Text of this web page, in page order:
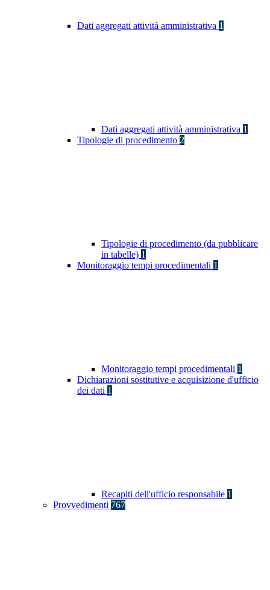
Dati aggregati attività amministrativa 1
Dati aggregati attività amministrativa 1
Tipologie di procedimento 2
Tipologie di procedimento (da pubblicare
in tabelle) 1
Monitoraggio tempi procedimentali 1
Monitoraggio tempi procedimentali 1
Dichiarazioni sostitutive e acquisizione d'ufficio
dei dati 1
Recapiti dell'ufficio responsabile 1
Provvedimenti 767